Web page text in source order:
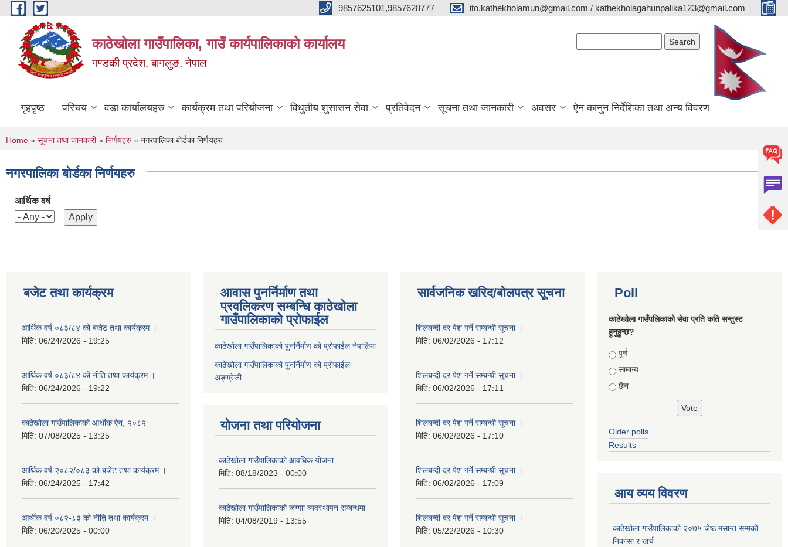
Skip to main content 9857625101,9857628777 ito.kathekholamun@gmail.com / kathekholagahunpalika123@gmail.com
काठेखोला गाउँपालिका, गाउँ कार्यपालिकाको कार्यालय
गण्डकी प्रदेश, बागलुङ, नेपाल
गृहपृष्ठ परिचय वडा कार्यालयहरु कार्यक्रम तथा परियोजना विधुतीय शुसासन सेवा प्रतिवेदन सूचना तथा जानकारी अवसर ऐन कानुन निर्देशिका तथा अन्य विवरण
You are here
Home » सूचना तथा जानकारी» निर्णयहरु » नगरपालिका बोर्डका निर्णयहरु
नगरपालिका बोर्डका निर्णयहरु
आर्थिक वर्ष
बजेट तथा कार्यक्रम
आर्थिक वर्ष ०८३/८४ को बजेट तथा कार्यक्रम ।
मिति: 06/24/2026 - 19:25
आर्थिक वर्ष ०८३/८४ को नीति तथा कार्यक्रम ।
मिति: 06/24/2026 - 19:22
काठेखोला गाउँपालिकाको आर्थीक ऐन, २०८२
मिति: 07/08/2025 - 13:25
आर्थिक वर्ष २०८२/०८३ को बजेट तथा कार्यक्रम ।
मिति: 06/24/2025 - 17:42
आर्थीक वर्ष ०८२-८३ को नीति तथा कार्यक्रम ।
मिति: 06/20/2025 - 00:00
आवास पुनर्निर्माण तथा
प्रवलिकरण सम्बन्धि काठेखोला
गाउँपालिकाको प्रोफाईल
काठेखोला गाउँपालिकाको पुनर्निर्माण को प्रोफाईल नेपालिमा
काठेखोला गाउँपालिकाको पुनर्निर्माण को प्रोफाईल
अङ्ग्रेजी
योजना तथा परियोजना
काठेखोला गाउँपालिकाको आवधिक योजना
मिति: 08/18/2023 - 00:00
काठेखोला गाउँपालिकाको जग्गाा व्यवस्थापन सम्बन्धमा
मिति: 04/08/2019 - 13:55
सार्वजनिक खरिद/बोलपत्र सूचना
शिलबन्दी दर पेश गर्ने सम्बन्धी सूचना ।
मिति: 06/02/2026 - 17:12
शिलबन्दी दर पेश गर्ने सम्बन्धी सूचना ।
मिति: 06/02/2026 - 17:11
शिलबन्दी दर पेश गर्ने सम्बन्धी सूचना ।
मिति: 06/02/2026 - 17:10
शिलबन्दी दर पेश गर्ने सम्बन्धी सूचना ।
मिति: 06/02/2026 - 17:09
शिलबन्दी दर पेश गर्ने सम्बन्धी सूचना ।
मिति: 05/22/2026 - 10:30
Poll
काठेखोला गाउँपलिकाको सेवा प्रति कति सन्तुस्ट
हुनुहुन्छ?
Choices
पुर्ण
सामान्य
छैन
Older polls
Results
आय व्यय विवरण
काठेखोला गाउँपालिकाको २०७५ जेष्ठ मसान्त सम्मको
निकासा र खर्च